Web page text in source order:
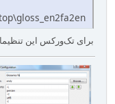
برای تک‌ورکس این